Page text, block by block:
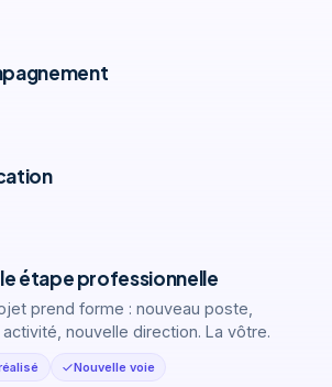
étape professionnelle
prend forme : nouveau poste,
nouvelle direction. La vôtre.
Nouvelle voie